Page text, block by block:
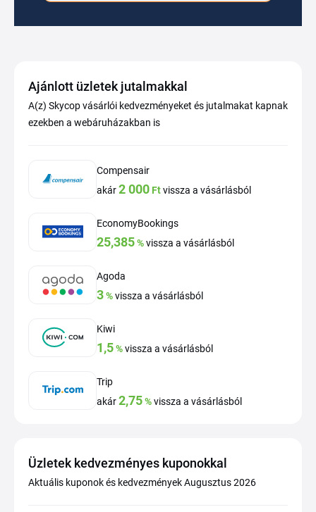
Ajánlott üzletek jutalmakkal
A(z) Skycop vásárlói kedvezményeket és jutalmakat kapnak
ezekben a webáruházakban is
Compensair
akár2 000 Ftvissza a vásárlásból
EconomyBookings
25,385%vissza a vásárlásból
Agoda
3%vissza a vásárlásból
Kiwi
1,5%vissza a vásárlásból
Trip
akár2,75%vissza a vásárlásból
Üzletek kedvezményes kuponokkal
Aktuális kuponok és kedvezmények Augusztus 2026